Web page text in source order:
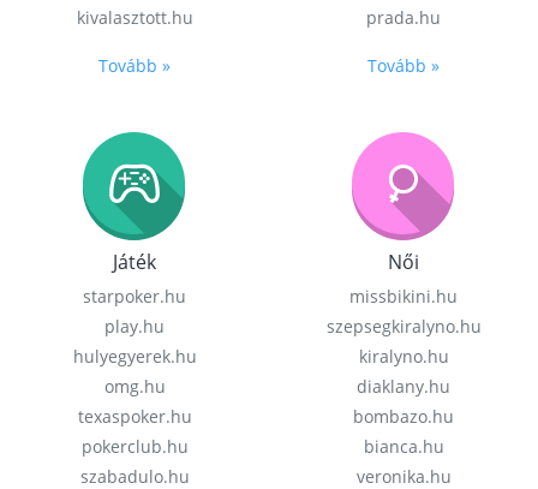
kivalasztott.hu
Tovább »
prada.hu
Tovább »
Játék
starpoker.hu
play.hu
hulyegyerek.hu
omg.hu
texaspoker.hu
pokerclub.hu
szabadulo.hu
Női
missbikini.hu
szepsegkiralyno.hu
kiralyno.hu
diaklany.hu
bombazo.hu
bianca.hu
veronika.hu